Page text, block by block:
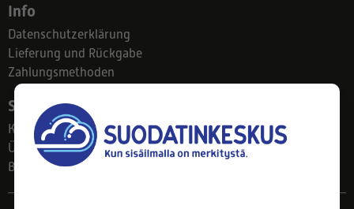
Info
Datenschutzerklärung
Lieferung und Rückgabe
Zahlungsmethoden
Suodatinkeskus
Kontakt
Über uns
Blog